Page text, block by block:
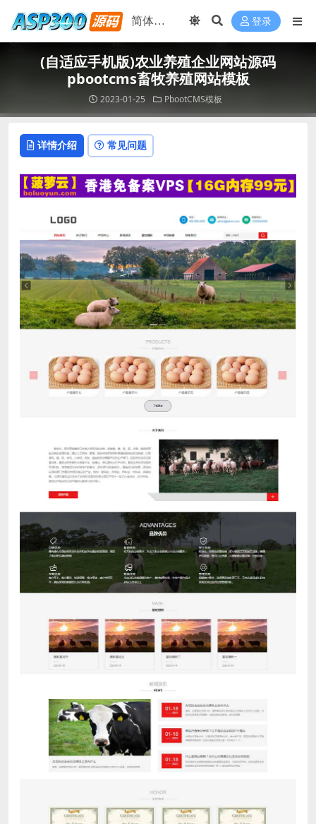
登录
(自适应手机版)农业养殖企业网站源码
pbootcms畜牧养殖网站模板
2023-01-25 PbootCMS模板
详情介绍 常见问题